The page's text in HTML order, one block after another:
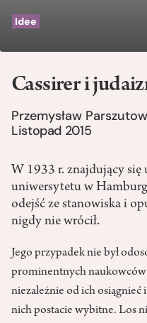
Idee
Cassirer i
Przemysław
Listopad 2015
W 1933 r. znajdujący się
uniwersytetu w
odejść ze stanowiska i
nigdy nie wrócił.
Jego przypadek nie był
prominentnych
niezależnie od ich osiągnieć
nich postacie wybitne. Los